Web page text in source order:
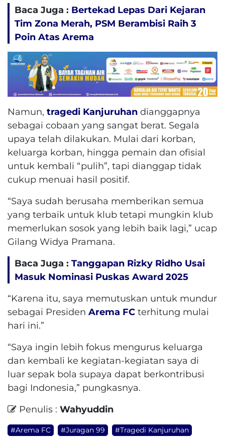
Baca Juga : Bertekad Lepas Dari Kejaran
Tim Zona Merah, PSM Berambisi Raih 3
Poin Atas Arema
Namun, tragedi Kanjuruhan dianggapnya
sebagai cobaan yang sangat berat. Segala
upaya telah dilakukan. Mulai dari korban,
keluarga korban, hingga pemain dan ofisial
untuk kembali “pulih”, tapi dianggap tidak
cukup menuai hasil positif.
“Saya sudah berusaha memberikan semua
yang terbaik untuk klub tetapi mungkin klub
memerlukan sosok yang lebih baik lagi,” ucap
Gilang Widya Pramana.
Baca Juga : Tanggapan Rizky Ridho Usai
Masuk Nominasi Puskas Award 2025
“Karena itu, saya memutuskan untuk mundur
sebagai Presiden Arema FC terhitung mulai
hari ini.”
“Saya ingin lebih fokus mengurus keluarga
dan kembali ke kegiatan-kegiatan saya di
luar sepak bola supaya dapat berkontribusi
bagi Indonesia,” pungkasnya.
Penulis : Wahyuddin
#Arema FC #Juragan 99 #Tragedi Kanjuruhan